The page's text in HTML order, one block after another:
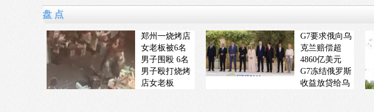
盘 点
郑州一烧烤店
女老板被6名
男子围殴 6名
男子殴打烧烤
店女老板
G7要求俄向乌
克兰赔偿超
4860亿美元
G7冻结俄罗斯
收益放贷给乌